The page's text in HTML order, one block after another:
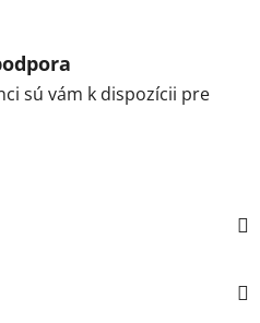
sú vám k dispozícii pre